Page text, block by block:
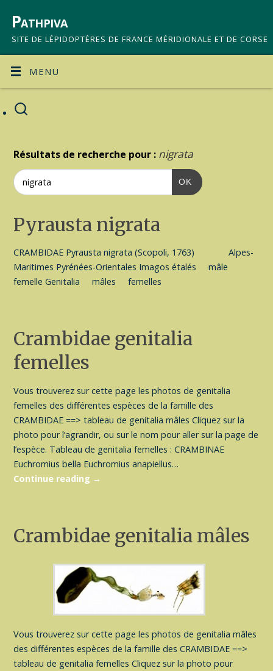
Pathpiva
SITE DE LÉPIDOPTÈRES DE FRANCE MÉRIDIONALE ET DE CORSE
MENU
Résultats de recherche pour : nigrata
OK
Pyrausta nigrata
CRAMBIDAE Pyrausta nigrata (Scopoli, 1763) Alpes-
Maritimes Pyrénées-Orientales Imagos étalés mâle
femelle Genitalia mâles femelles
Crambidae genitalia
femelles
Vous trouverez sur cette page les photos de genitalia
femelles des différentes espèces de la famille des
CRAMBIDAE ==> tableau de genitalia mâles Cliquez sur la
photo pour l’agrandir, ou sur le nom pour aller sur la page de
l’espèce. Tableau de genitalia femelles : CRAMBINAE
Euchromius bella Euchromius anapiellus…
Continue reading →
Crambidae genitalia mâles
Vous trouverez sur cette page les photos de genitalia mâles
des différentes espèces de la famille des CRAMBIDAE ==>
tableau de genitalia femelles Cliquez sur la photo pour